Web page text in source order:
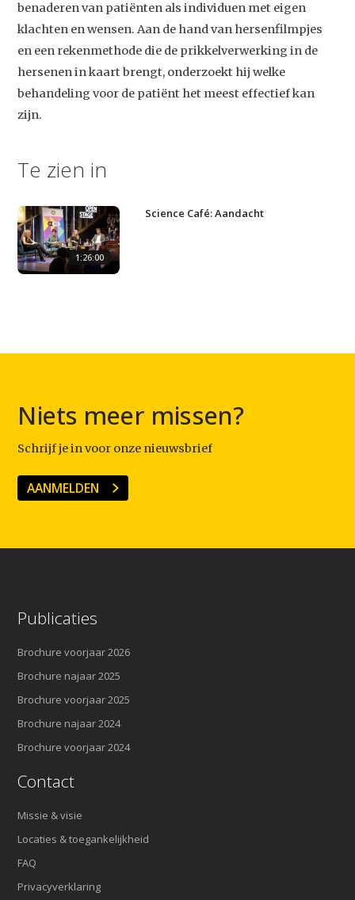
Home
Agenda
Video
benaderen van patiënten als individuen met eigen
klachten en wensen. Aan de hand van hersenfilmpjes
en een rekenmethode die de prikkelverwerking in de
hersenen in kaart brengt, onderzoekt hij welke
behandeling voor de patiënt het meest effectief kan
zijn.
Te zien in
1:26:00
Science Café: Aandacht
Niets meer missen?
Schrijf je in voor onze nieuwsbrief
AANMELDEN
Publicaties
Brochure voorjaar 2026
Brochure najaar 2025
Brochure voorjaar 2025
Brochure najaar 2024
Brochure voorjaar 2024
Contact
Missie & visie
Locaties & toegankelijkheid
FAQ
Privacyverklaring